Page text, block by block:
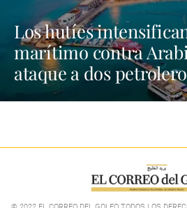
Los hutíes
marítimo contra
ataque a dos